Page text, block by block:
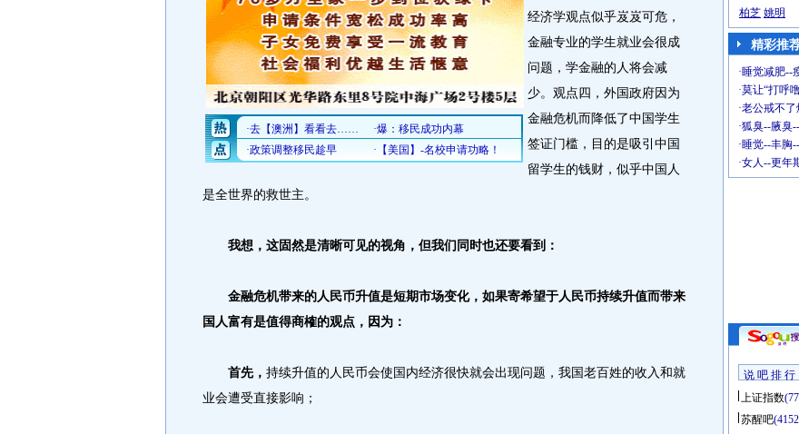
经济学观点似乎岌岌可危，
金融专业的学生就业会很成
问题，学金融的人将会减
少。观点四，外国政府因为
金融危机而降低了中国学生
签证门槛，目的是吸引中国
留学生的钱财，似乎中国人
是全世界的救世主。
我想，这固然是清晰可见的视角，但我们同时也还要看到：
金融危机带来的人民币升值是短期市场变化，如果寄希望于人民币持续升值而带来
国人富有是值得商榷的观点，因为：
首先， 持续升值的人民币会使国内经济很快就会出现问题，我国老百姓的收入和就
业会遭受直接影响；
柏芝 姚明
精彩推
·睡觉减肥--
·莫让“打呼
·老公戒不了
·狐臭--腋臭
·睡觉--丰胸
·女人--更年
说 吧 排 行
上证指数
苏醒吧